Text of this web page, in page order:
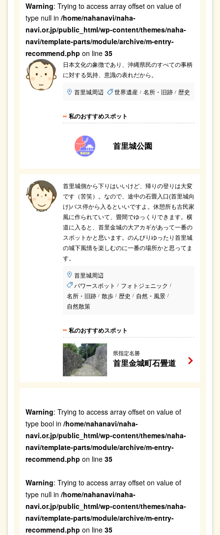
Warning: Trying to access array offset on value of
type null in /home/nahanavi/naha-
navi.or.jp/public_html/wp-content/themes/naha-
navi/template-parts/module/archive/m-entry-
recommend.php on line 35
日本文化の象徴であり、沖縄県民のすべての事柄
に対する気持、意識の表れだから。
首里城周辺 世界遺産 / 名所・旧跡 / 歴史
私のおすすめスポット
首里城公園
首里城側から下りはいいけど、帰りの登りは大変
です（苦笑）。なので、途中の石畳入口(首里城向
け)バス停から入るといいですよ。休憩所も古民家
風に作られていて、畳間でゆっくりできます。横
道に入ると、首里金城の大アカギがあって一番の
スポットかと思います。のんびりゆったり首里城
の城下風情を楽しむのに一番の場所かと思ってま
す。
首里城周辺
パワースポット / フォトジェニック /
名所・旧跡 / 散歩 / 歴史 / 自然・風景 /
自然散策
私のおすすめスポット
県指定名勝
首里金城町石畳道
Warning: Trying to access array offset on value of
type bool in /home/nahanavi/naha-
navi.or.jp/public_html/wp-content/themes/naha-
navi/template-parts/module/archive/m-entry-
recommend.php on line 35
Warning: Trying to access array offset on value of
type null in /home/nahanavi/naha-
navi.or.jp/public_html/wp-content/themes/naha-
navi/template-parts/module/archive/m-entry-
recommend.php on line 35